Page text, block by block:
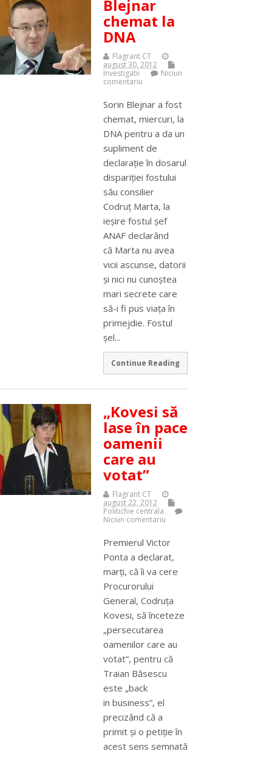
Blejnar
chemat la
DNA
Flagrant CT
august 30, 2012
Investigatii
Niciun
comentariu
Sorin Blejnar a fost
chemat, miercuri, la
DNA pentru a da un
supliment de
declaraţie în dosarul
dispariţiei fostului
său consilier
Codruţ Marta, la
ieşire fostul şef
ANAF declarând
că Marta nu avea
vicii ascunse, datorii
şi nici nu cunoştea
mari secrete care
să-i fi pus viaţa în
primejdie. Fostul
şel...
Continue Reading
„Kovesi să
lase în pace
oamenii
care au
votat”
Flagrant CT
august 22, 2012
Politichie centrala
Niciun comentariu
Premierul Victor
Ponta a declarat,
marţi, că îi va cere
Procurorului
General, Codruţa
Kovesi, să înceteze
„persecutarea
oamenilor care au
votat”, pentru că
Traian Băsescu
este „back
in business”, el
precizând că a
primit şi o petiţie în
acest sens semnată